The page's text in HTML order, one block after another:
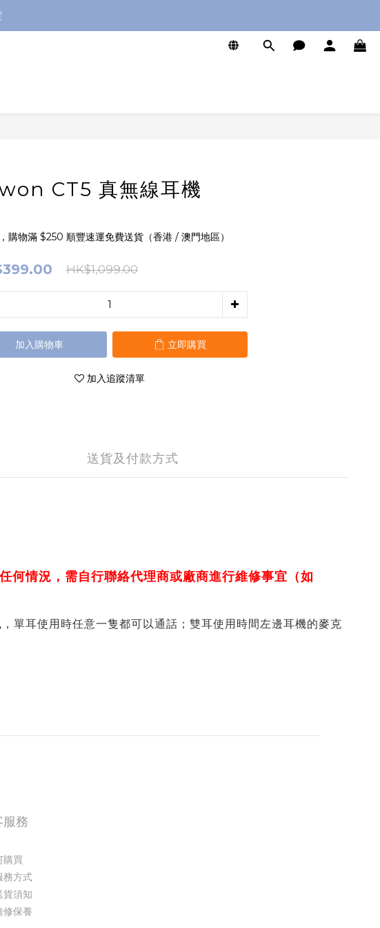
CT5 真無線耳機
購物滿 $250 順豐速運免費送貨（香港 / 澳門地區）
HK$1,099.00
加入購物車 立即購買
加入追蹤清單
送貨及付款方式
情況，需自行聯絡代理商或廠商進行維修事宜（如
單耳使用時任意一隻都可以通話；雙耳使用時間左邊耳機的麥克
服務
購買
務方式
貨須知
修保養